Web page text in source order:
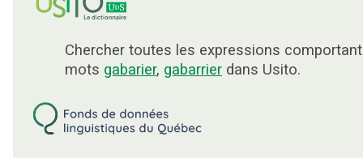
Chercher toutes les expressions
mots gabarier, gabarrier dans Usito.